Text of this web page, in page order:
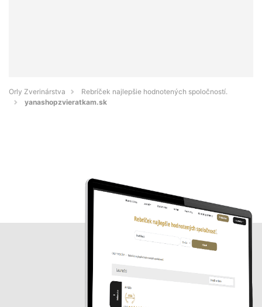
Orly Zverinárstva
Rebríček najlepšie hodnotených spoločností.
yanashopzvieratkam.sk